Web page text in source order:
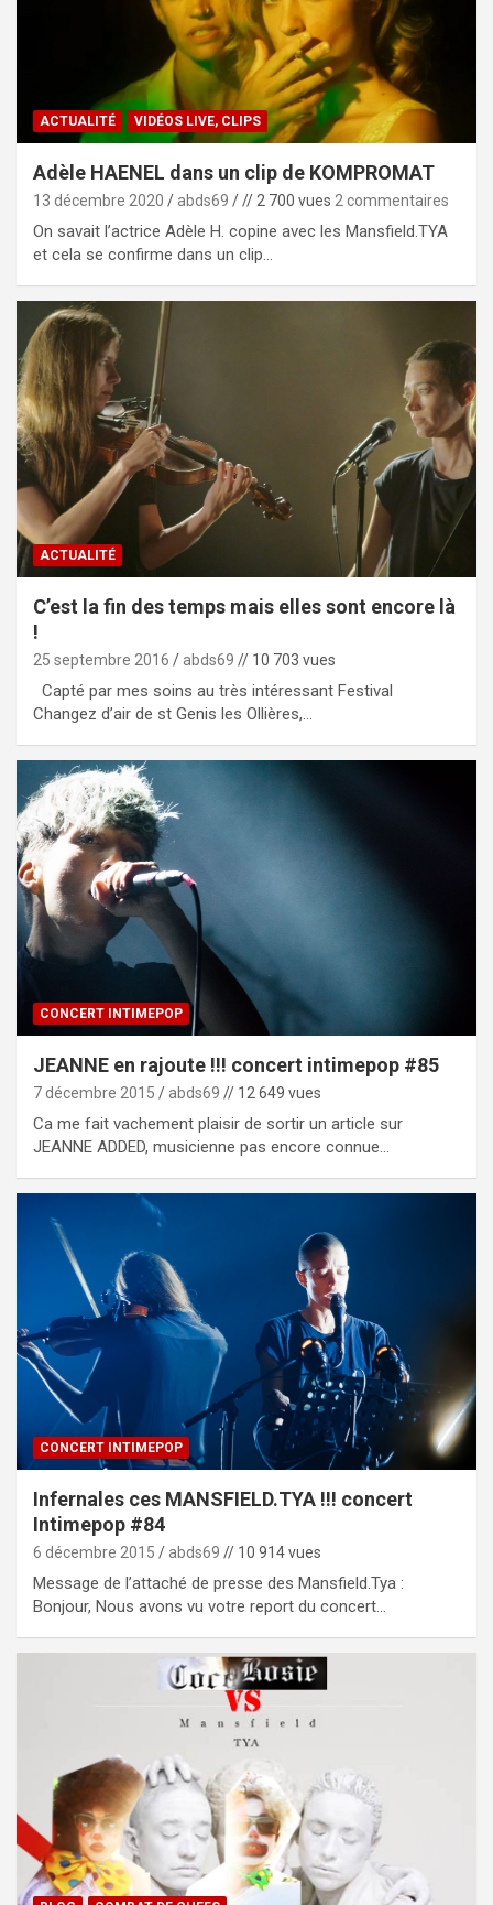
ACTUALITÉ VIDÉOS LIVE, CLIPS
Adèle HAENEL dans un clip de KOMPROMAT
13 décembre 2020 abds69 // 2 700 vues 2 commentaires
On savait l’actrice Adèle H. copine avec les Mansfield.TYA
et cela se confirme dans un clip…
ACTUALITÉ
C’est la fin des temps mais elles sont encore là
!
25 septembre 2016 abds69 // 10 703 vues
Capté par mes soins au très intéressant Festival
Changez d’air de st Genis les Ollières,…
CONCERT INTIMEPOP
JEANNE en rajoute !!! concert intimepop #85
7 décembre 2015 abds69 // 12 649 vues
Ca me fait vachement plaisir de sortir un article sur
JEANNE ADDED, musicienne pas encore connue…
CONCERT INTIMEPOP
Infernales ces MANSFIELD.TYA !!! concert
Intimepop #84
6 décembre 2015 abds69 // 10 914 vues
Message de l’attaché de presse des Mansfield.Tya :
Bonjour, Nous avons vu votre report du concert…